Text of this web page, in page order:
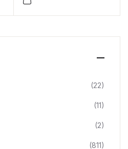
Paul Davies
(22)
(11)
(2)
(811)